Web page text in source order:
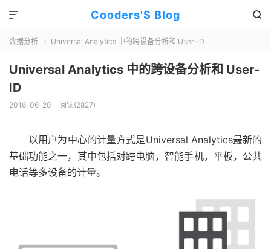
Cooders'S Blog 

数据分析  Universal Analytics 中的跨设备分析和 User-ID
Universal Analytics 中的跨设备分析和 User-
ID
2016-06-20 阅读(2827)
以用户为中心的计量方式是Universal Analytics最新的
基础功能之一，其中包括对跨电脑，智能手机，平板，公共
电话等多设备的计量。